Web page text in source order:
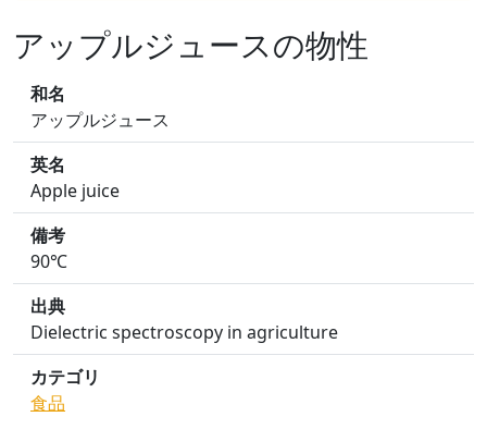
アップルジュースの物性
和名
アップルジュース
英名
Apple juice
備考
90℃
出典
Dielectric spectroscopy in agriculture
カテゴリ
食品